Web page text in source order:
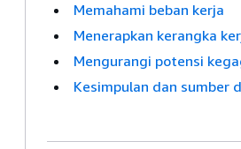
Memahami beban kerja
Menerapkan kerangka
Mengurangi potensi
Kesimpulan dan sumber